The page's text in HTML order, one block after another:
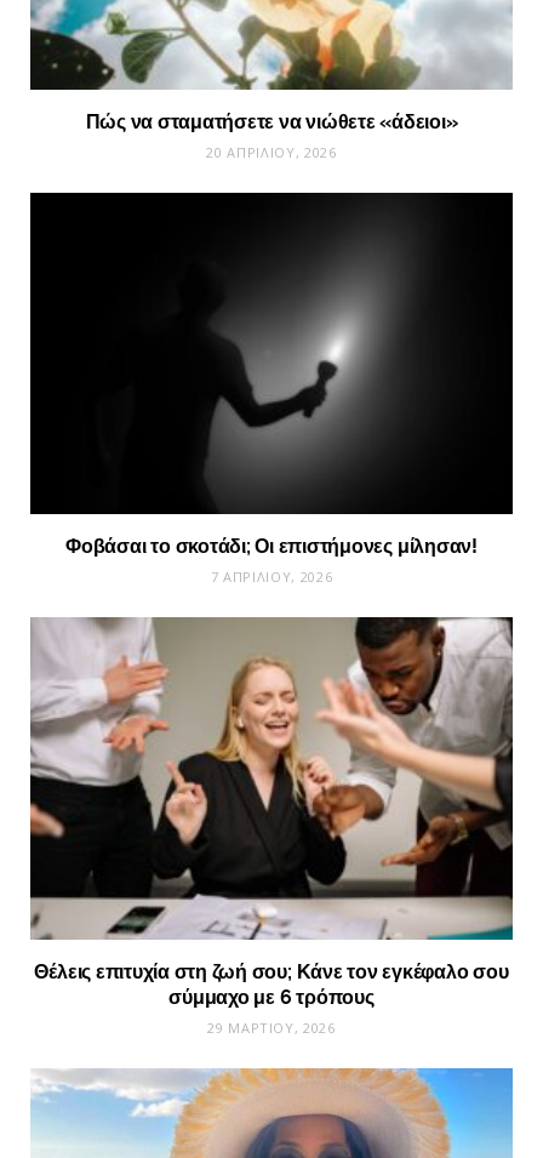
Πώς να σταματήσετε να νιώθετε «άδειοι»
20 ΑΠΡΙΛΊΟΥ, 2026
Φοβάσαι το σκοτάδι; Οι επιστήμονες μίλησαν!
7 ΑΠΡΙΛΊΟΥ, 2026
Θέλεις επιτυχία στη ζωή σου; Κάνε τον εγκέφαλο σου
σύμμαχο με 6 τρόπους
29 ΜΑΡΤΊΟΥ, 2026